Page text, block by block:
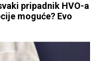
pripadnik HVO-a
moguće? Evo